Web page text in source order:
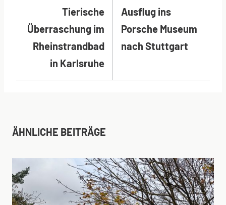
Tierische
Überraschung im
Rheinstrandbad
in Karlsruhe
Ausflug ins
Porsche Museum
nach Stuttgart
ÄHNLICHE BEITRÄGE